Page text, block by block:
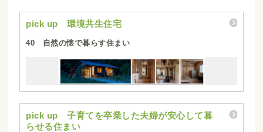
pick up 環境共生住宅
40 自然の懐で暮らす住まい
pick up 子育てを卒業した夫婦が安心して暮
らせる住まい